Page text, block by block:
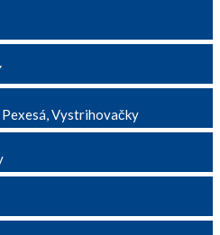
Pexesá, Vystrihovačky